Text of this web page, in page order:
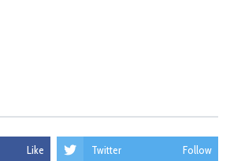
Like Twitter Follow